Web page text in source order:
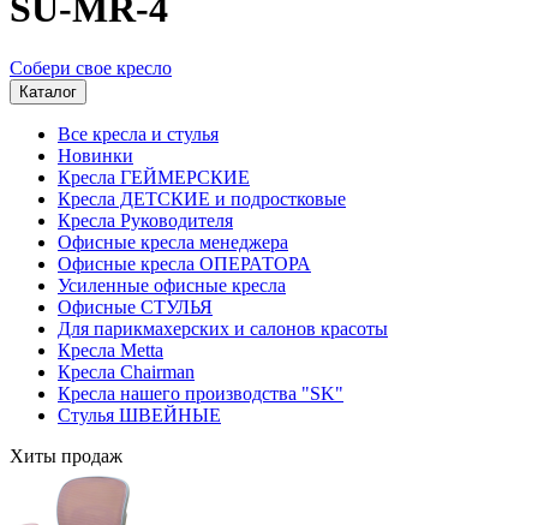
SU-MR-4
Собери свое кресло
Каталог
Все кресла и стулья
Новинки
Кресла ГЕЙМЕРСКИЕ
Кресла ДЕТСКИЕ и подростковые
Кресла Руководителя
Офисные кресла менеджера
Офисные кресла ОПЕРАТОРА
Усиленные офисные кресла
Офисные СТУЛЬЯ
Для парикмахерских и салонов красоты
Кресла Metta
Кресла Chairman
Кресла нашего производства "SK"
Стулья ШВЕЙНЫЕ
Хиты продаж